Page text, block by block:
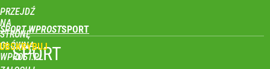
PRZEJDŹ
NA
STRONĘ
GŁÓWNĄ
WPROST.PL
SPORT WPROST
SPORT